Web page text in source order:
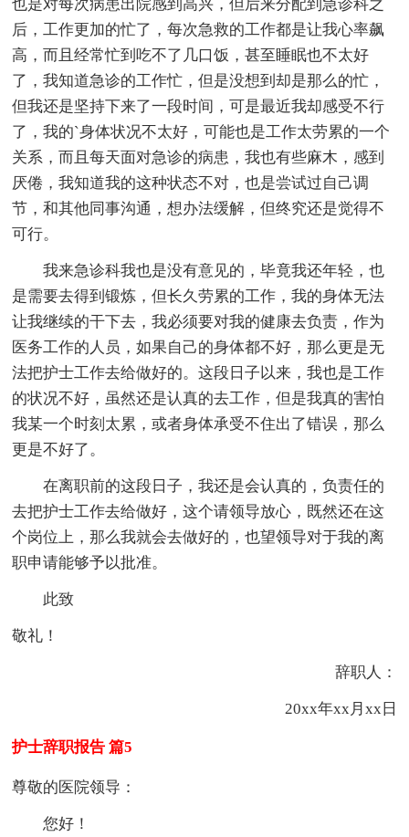
也是对每次病患出院感到高兴，但后来分配到急诊科之
后，工作更加的忙了，每次急救的工作都是让我心率飙
高，而且经常忙到吃不了几口饭，甚至睡眠也不太好
了，我知道急诊的工作忙，但是没想到却是那么的忙，
但我还是坚持下来了一段时间，可是最近我却感受不行
了，我的`身体状况不太好，可能也是工作太劳累的一个
关系，而且每天面对急诊的病患，我也有些麻木，感到
厌倦，我知道我的这种状态不对，也是尝试过自己调
节，和其他同事沟通，想办法缓解，但终究还是觉得不
可行。
我来急诊科我也是没有意见的，毕竟我还年轻，也
是需要去得到锻炼，但长久劳累的工作，我的身体无法
让我继续的干下去，我必须要对我的健康去负责，作为
医务工作的人员，如果自己的身体都不好，那么更是无
法把护士工作去给做好的。这段日子以来，我也是工作
的状况不好，虽然还是认真的去工作，但是我真的害怕
我某一个时刻太累，或者身体承受不住出了错误，那么
更是不好了。
在离职前的这段日子，我还是会认真的，负责任的
去把护士工作去给做好，这个请领导放心，既然还在这
个岗位上，那么我就会去做好的，也望领导对于我的离
职申请能够予以批准。
此致
敬礼！
辞职人：
20xx年xx月xx日
护士辞职报告 篇5
尊敬的医院领导：
您好！